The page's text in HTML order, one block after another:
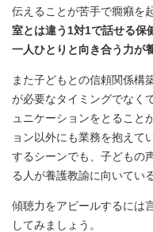
伝えることが苦手で癇癪を
室とは違う1対1で話せる保
一人ひとりと向き合う力が
また子どもとの信頼関係構
が必要なタイミングでなく
ュニケーションをとること
ョン以外にも業務を抱えて
するシーンでも、子どもの
る人が養護教諭に向いてい
傾聴力をアピールするには
してみましょう。